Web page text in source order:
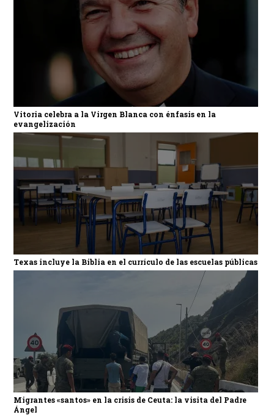
Vitoria celebra a la Virgen Blanca con énfasis en la
evangelización
Texas incluye la Biblia en el currículo de las escuelas públicas
Migrantes «santos» en la crisis de Ceuta: la visita del Padre
Ángel